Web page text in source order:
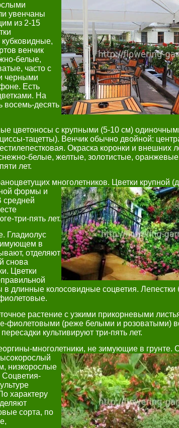
увенчаны
из 2-15
венчик
белые,
часто с
черными
Есть
На
десять
цветоносы с крупными (5-10 см)
тацетты). Венчик обычно двойной:
Окраска коронки и внешних
белые, желтые, золотистые,
лет.
многолетников. Цветки крупной
формы и
средней
три-пять лет.
Гладиолус
в
отделяют
снова
Цветки
длинные колосовидные соцветия. Лепестки
растение с узкими прикорневыми
фиолетовыми (реже белыми и розоватыми)
культивируют три-пять лет.
многолетники, не зимующие в грунте.
низкорослые
характеру
сорта, по